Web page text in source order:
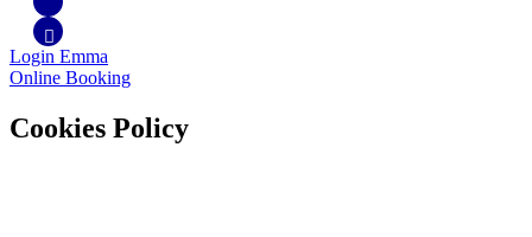
Login Emma
Online Booking
Cookies Policy